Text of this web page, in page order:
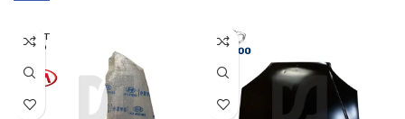
AGOT
ADO